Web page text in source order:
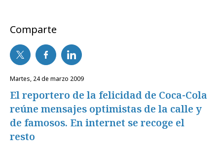
Comparte
martes, 24 de marzo 2009
El reportero de la felicidad de Coca-Cola
reúne mensajes optimistas de la calle y
de famosos. En internet se recoge el
resto